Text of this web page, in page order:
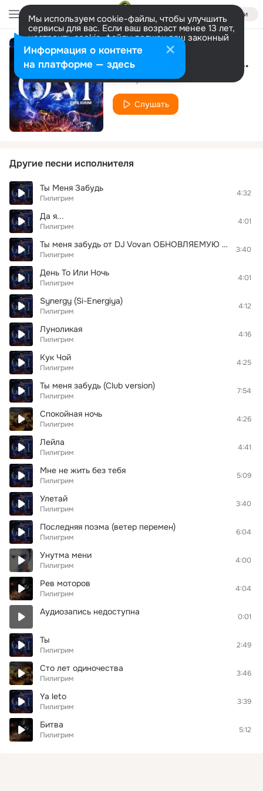
Войти
Мы используем cookie-файлы, чтобы улучшить
сервисы для вас. Если ваш возраст менее 13 лет,
настроить cookie-файлы должен ваш законный
представитель. Больше информации
Разрешить все Настроить Узбекская народная
Пилигрим
Слушать
Другие песни исполнителя
Ты Меня Забудь
Пилигрим
4:32
Да я...
Пилигрим
4:01
Ты меня забудь от DJ Vovan ОБНОВЛЯЕМУЮ КОЛЛЕКЦИЮ МУЗЫКИ С LOVE RADIO + ЕЖЕНЕДЕЛЬНЫЕ НОВИНКИ КАЧАЕМ ЗДЕСЬ - DFM-HUB 93.186.99.118(двоеточие)411
Пилигрим
3:40
День То Или Ночь
Пилигрим
4:01
Synergy (Si-Energiya)
Пилигрим
4:12
Луноликая
Пилигрим
4:16
Кук Чой
Пилигрим
4:25
Ты меня забудь (Club version)
Пилигрим
7:54
Спокойная ночь
Пилигрим
4:26
Лейла
Пилигрим
4:41
Мне не жить без тебя
Пилигрим
5:09
Улетай
Пилигрим
3:40
Последняя поэма (ветер перемен)
Пилигрим
6:04
Унутма мени
Пилигрим
4:00
Рев моторов
Пилигрим
4:04
Аудиозапись недоступна 0:01
Ты
Пилигрим
2:49
Сто лет одиночества
Пилигрим
3:46
Ya leto
Пилигрим
3:39
Битва
Пилигрим
5:12
Информация о контенте
на платформе — здесь